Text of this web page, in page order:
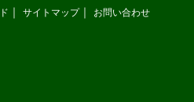
サイトマップ お問い合わせ